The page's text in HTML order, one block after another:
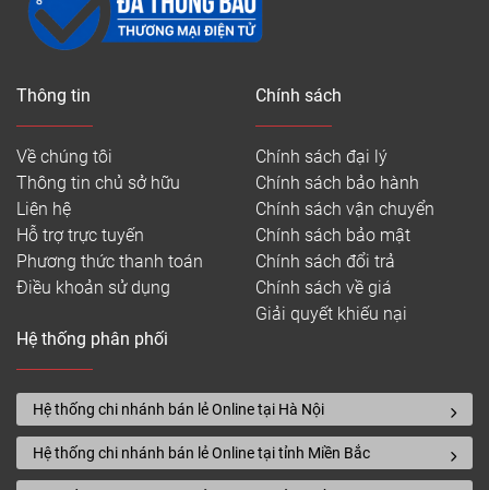
Thông tin
Về chúng tôi
Thông tin chủ sở hữu
Liên hệ
Hỗ trợ trực tuyến
Phương thức thanh toán
Điều khoản sử dụng
Chính sách
Chính sách đại lý
Chính sách bảo hành
Chính sách vận chuyển
Chính sách bảo mật
Chính sách đổi trả
Chính sách về giá
Giải quyết khiếu nại
Hệ thống phân phối
Hệ thống chi nhánh bán lẻ Online tại Hà Nội
Hệ thống chi nhánh bán lẻ Online tại tỉnh Miền Bắc